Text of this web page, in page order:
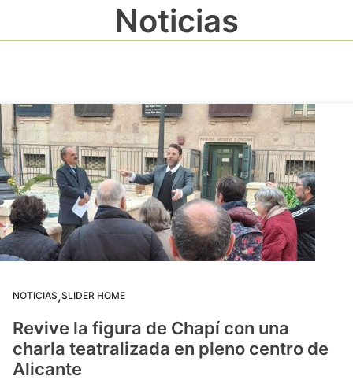
Noticias
NOTICIAS,SLIDER HOME
Revive la figura de Chapí con una
charla teatralizada en pleno centro de
Alicante